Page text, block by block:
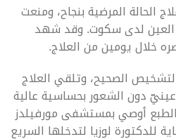
الحالة المرضية بنجاح، ومنعت
لدى سكوت. وقد شهد
خلال يومين من العلاج.
الصحيح، وتلقي العلاج
دون الشعور بحساسية عالية
أوصي بمستشفى مورفيلدز
للدكتورة لوزيا لتدخلها السريع